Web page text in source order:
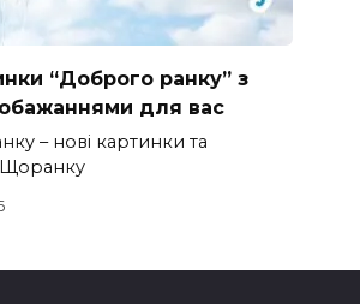
“Доброго ранку” з
для вас
– нові картинки та